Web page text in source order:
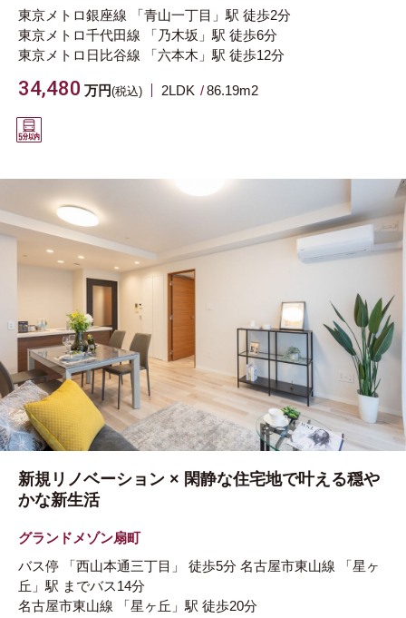
東京メトロ銀座線
「青山一丁目」駅 徒歩2分
東京メトロ千代田線
「乃木坂」駅 徒歩6分
東京メトロ日比谷線
「六本木」駅 徒歩12分
34,480 万円(税込) 2LDK 86.19m2
新規リノベーション × 閑静な住宅地で叶える穏や
かな新生活
グランドメゾン扇町
バス停 「西山本通三丁目」 徒歩5分 名古屋市東山線
「星ヶ
丘」駅 までバス14分
名古屋市東山線
「星ヶ丘」駅 徒歩20分